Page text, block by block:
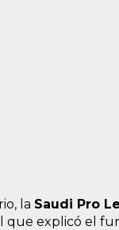
la Saudi Pro
que explicó el